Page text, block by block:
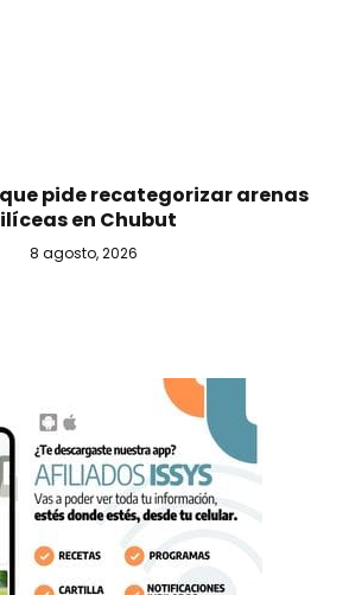
pide recategorizar arenas
en Chubut
8 agosto, 2026